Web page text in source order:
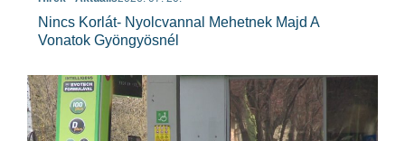
Nincs Korlát- Nyolcvannal Mehetnek Majd A
Vonatok Gyöngyösnél